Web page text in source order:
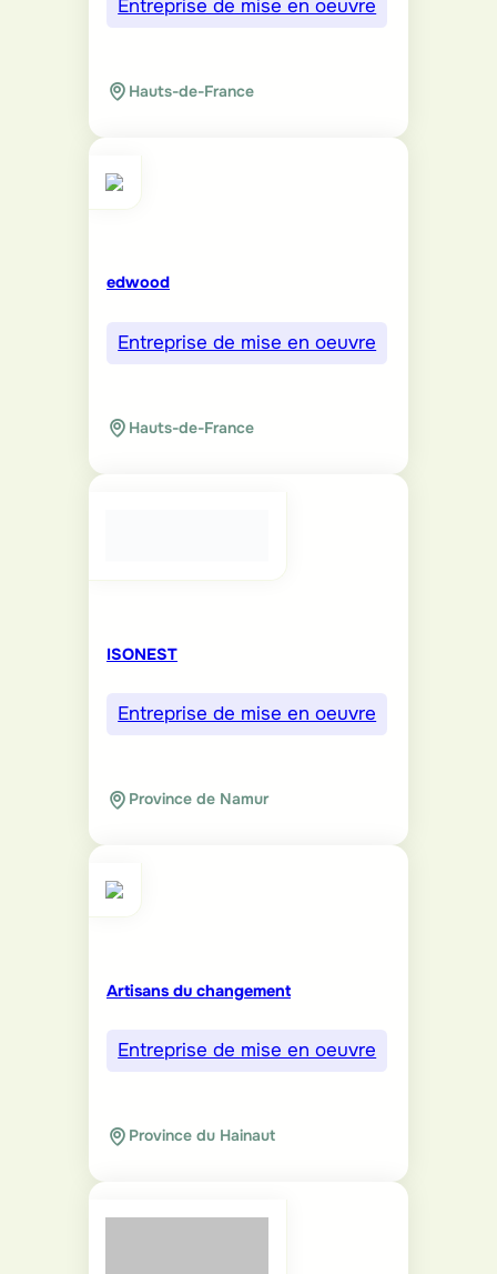
Entreprise de mise en oeuvre
Hauts-de-France
edwood
Entreprise de mise en oeuvre
Hauts-de-France
ISONEST
Entreprise de mise en oeuvre
Province de Namur
Artisans du changement
Entreprise de mise en oeuvre
Province du Hainaut